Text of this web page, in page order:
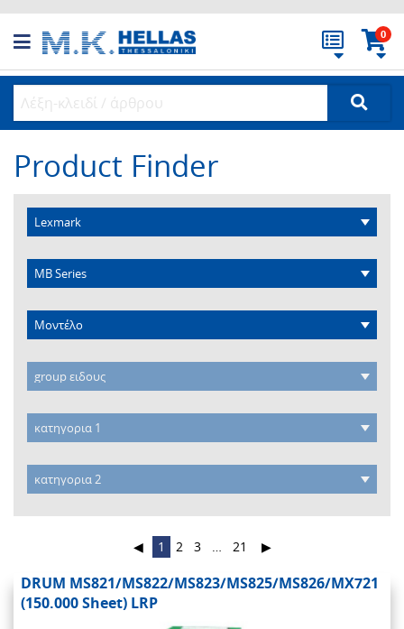
0
Product Finder
◀ 1 2 3 … 21 ▶
DRUM MS821/MS822/MS823/MS825/MS826/MX721
(150.000 Sheet) LRP